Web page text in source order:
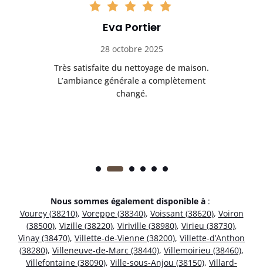
Eva Portier
28 octobre 2025
Très satisfaite du nettoyage de maison.
L’ambiance générale a complètement
changé.
Nous sommes également disponible à :
Vourey (38210), Voreppe (38340), Voissant (38620), Voiron
(38500), Vizille (38220), Viriville (38980), Virieu (38730),
Vinay (38470), Villette-de-Vienne (38200), Villette-d’Anthon
(38280), Villeneuve-de-Marc (38440), Villemoirieu (38460),
Villefontaine (38090), Ville-sous-Anjou (38150), Villard-